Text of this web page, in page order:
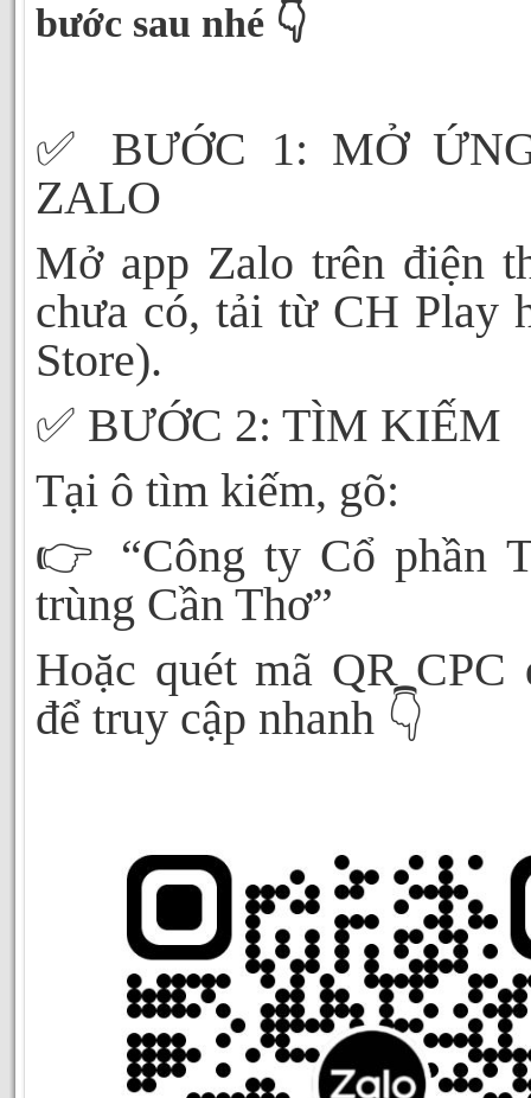
bước sau nhé 👇
✅
BƯỚC 1: MỞ
ZALO
Mở app Zalo trên điện
chưa có, tải từ CH Play
Store).
✅ BƯỚC 2: TÌM KIẾM
Tại ô tìm kiếm, gõ:
👉 “Công ty Cổ phần
trùng Cần Thơ”
Hoặc quét mã QR CPC
để truy cập nhanh 👇